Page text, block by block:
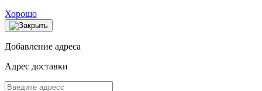
Хорошо
Добавление адреса
Адрес доставки